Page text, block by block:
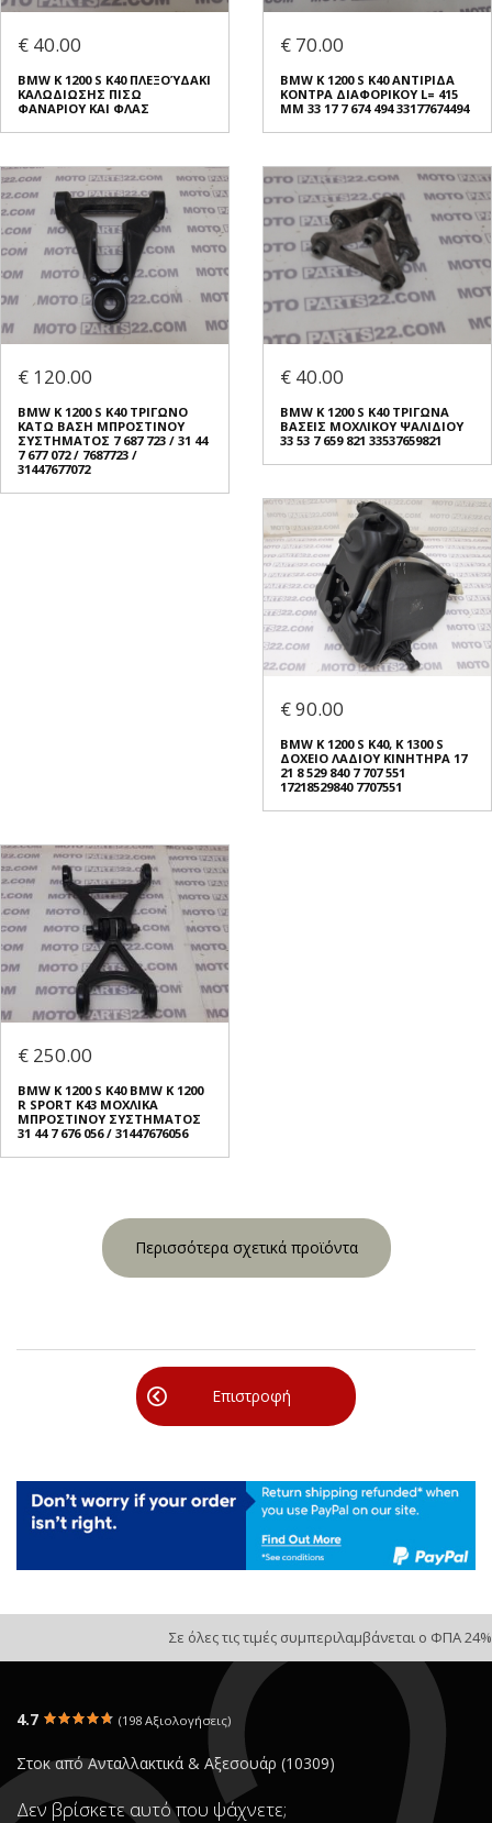
€ 40.00
BMW K 1200 S K40 ΠΛΕΞΟΎΔΑΚΙ
ΚΑΛΩΔΙΩΣΗΣ ΠΙΣΩ
ΦΑΝΑΡΙΟΥ ΚΑΙ ΦΛΑΣ
€ 70.00
BMW K 1200 S K40 ΑΝΤΙΡΙΔΑ
ΚΟΝΤΡΑ ΔΙΑΦΟΡΙΚΟΥ L= 415
MM 33 17 7 674 494 33177674494
€ 120.00
BMW K 1200 S K40 ΤΡΙΓΩΝΟ
ΚΑΤΩ ΒΑΣΗ ΜΠΡΟΣΤΙΝΟΥ
ΣΥΣΤΗΜΑΤΟΣ 7 687 723 / 31 44
7 677 072 / 7687723 /
31447677072
€ 40.00
BMW K 1200 S K40 ΤΡΙΓΩΝΑ
ΒΑΣΕΙΣ ΜΟΧΛΙΚΟΥ ΨΑΛΙΔΙΟΥ
33 53 7 659 821 33537659821
€ 90.00
BMW K 1200 S K40, K 1300 S
ΔΟΧΕΙΟ ΛΑΔΙΟΥ ΚΙΝΗΤΗΡΑ 17
21 8 529 840 7 707 551
17218529840 7707551
€ 250.00
BMW K 1200 S K40 BMW K 1200
R SPORT K43 ΜΟΧΛΙΚΑ
ΜΠΡΟΣΤΙΝΟΥ ΣΥΣΤΗΜΑΤΟΣ
31 44 7 676 056 / 31447676056
Περισσότερα σχετικά προϊόντα
Επιστροφή
Σε όλες τις τιμές συμπεριλαμβάνεται ο ΦΠΑ 24%
4.7 (198 Αξιολογήσεις)
Στοκ από Ανταλλακτικά & Αξεσουάρ (10309)
Δεν βρίσκετε αυτό που ψάχνετε;